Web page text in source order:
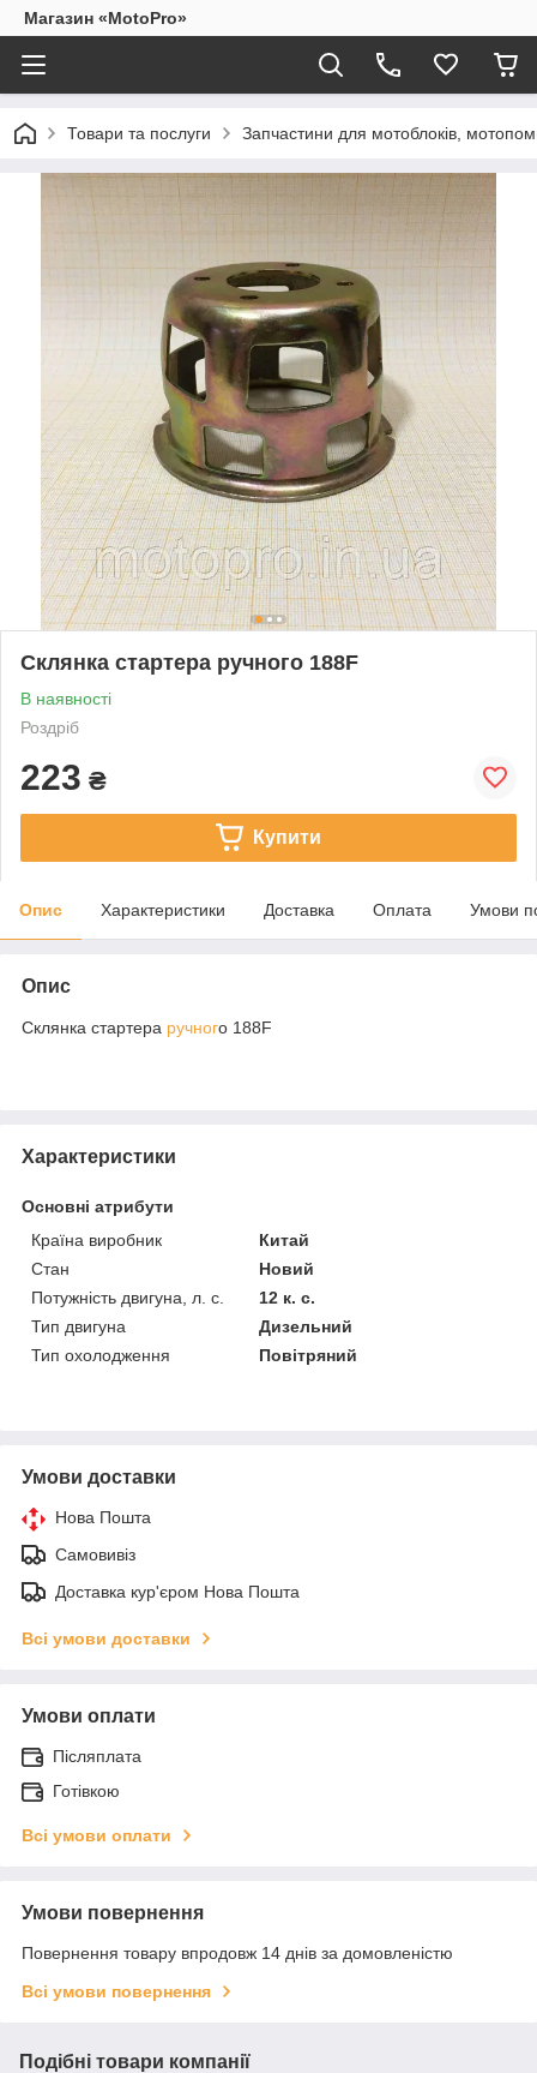
Магазин «MotoPro»
Товари та послуги Запчастини для мотоблоків,
Склянка стартера ручного 188F
В наявності
Роздріб
223 ₴
Купити
Опис Характеристики Доставка Оплата Умови
Опис
Склянка стартера ручного 188F
Характеристики
Основні атрибути
Країна виробник
Китай
Стан
Новий
Потужність двигуна, л. с.
12 к. с.
Тип двигуна
Дизельний
Тип охолодження
Повітряний
Умови доставки
Нова Пошта
Самовивіз
Доставка кур'єром Нова Пошта
Всі умови доставки
Умови оплати
Післяплата
Готівкою
Всі умови оплати
Умови повернення
Повернення товару впродовж 14 днів за домовленістю
Всі умови повернення
Подібні товари компанії